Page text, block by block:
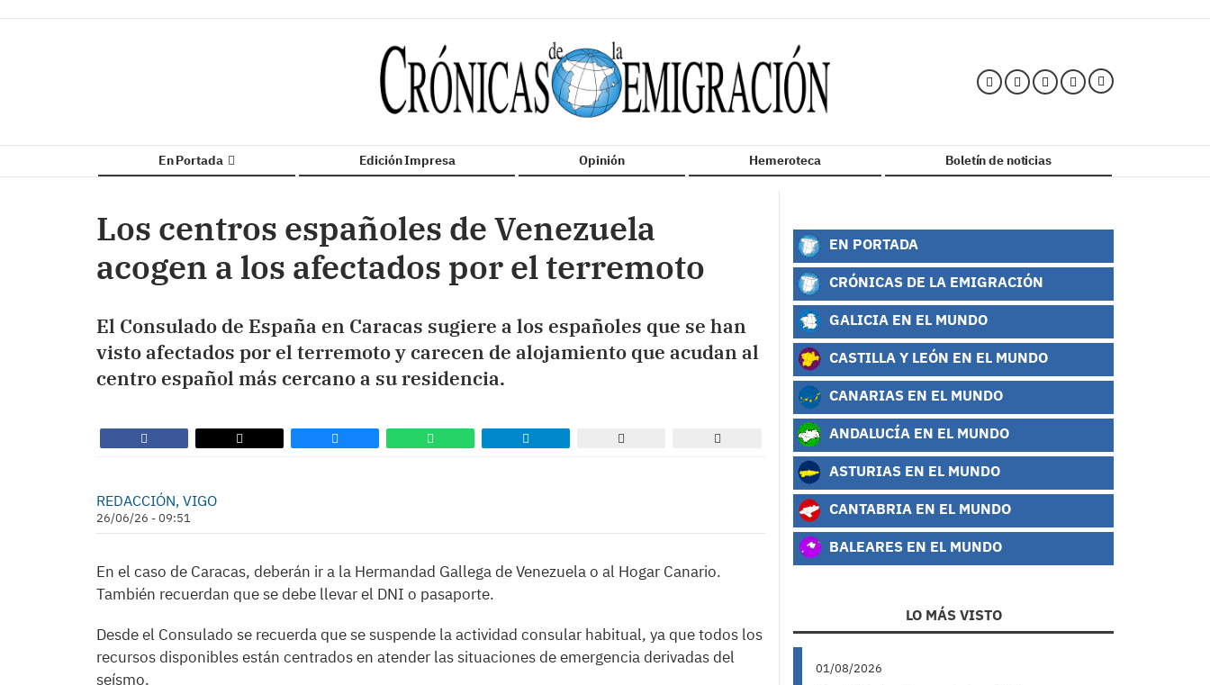
En Portada Edición Impresa Opinión Hemeroteca Boletín de noticias
Los centros españoles de Venezuela
acogen a los afectados por el terremoto
El Consulado de España en Caracas sugiere a los españoles que se han
visto afectados por el terremoto y carecen de alojamiento que acudan al
centro español más cercano a su residencia.
REDACCIÓN, VIGO
26/06/26 - 09:51
En el caso de Caracas, deberán ir a la Hermandad Gallega de Venezuela o al Hogar Canario.
También recuerdan que se debe llevar el DNI o pasaporte.
Desde el Consulado se recuerda que se suspende la actividad consular habitual, ya que todos los
recursos disponibles están centrados en atender las situaciones de emergencia derivadas del
seísmo.
EN PORTADA
CRÓNICAS DE LA EMIGRACIÓN
GALICIA EN EL MUNDO
CASTILLA Y LEÓN EN EL MUNDO
CANARIAS EN EL MUNDO
ANDALUCÍA EN EL MUNDO
ASTURIAS EN EL MUNDO
CANTABRIA EN EL MUNDO
BALEARES EN EL MUNDO
LO MÁS VISTO
01/08/2026